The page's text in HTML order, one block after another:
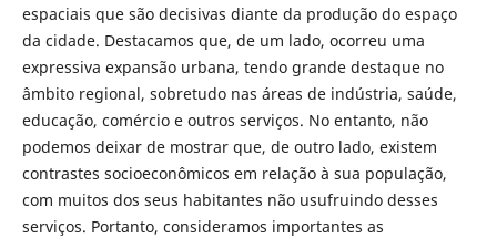
espaciais que são decisivas diante da produção do espaço
da cidade. Destacamos que, de um lado, ocorreu uma
expressiva expansão urbana, tendo grande destaque no
âmbito regional, sobretudo nas áreas de indústria, saúde,
educação, comércio e outros serviços. No entanto, não
podemos deixar de mostrar que, de outro lado, existem
contrastes socioeconômicos em relação à sua população,
com muitos dos seus habitantes não usufruindo desses
serviços. Portanto, consideramos importantes as